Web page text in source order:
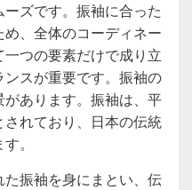
ズです。振袖に合った
、全体のコーディネー
一つの要素だけで成り立
スが重要です。振袖の
あります。振袖は、平
れており、日本の伝統
。
振袖を身にまとい、伝